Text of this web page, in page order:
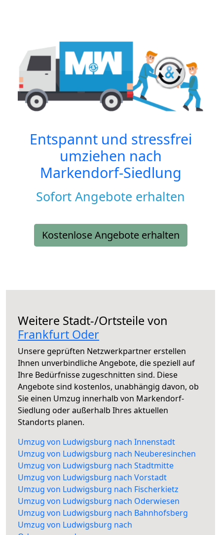
Entspannt und stressfrei
umziehen nach
Markendorf-Siedlung
Sofort Angebote erhalten
Kostenlose Angebote erhalten
Weitere Stadt-/Ortsteile von
Frankfurt Oder
Unsere geprüften Netzwerkpartner erstellen
Ihnen unverbindliche Angebote, die speziell auf
Ihre Bedürfnisse zugeschnitten sind. Diese
Angebote sind kostenlos, unabhängig davon, ob
Sie einen Umzug innerhalb von Markendorf-
Siedlung oder außerhalb Ihres aktuellen
Standorts planen.
Umzug von Ludwigsburg nach Innenstadt
Umzug von Ludwigsburg nach Neuberesinchen
Umzug von Ludwigsburg nach Stadtmitte
Umzug von Ludwigsburg nach Vorstadt
Umzug von Ludwigsburg nach Fischerkietz
Umzug von Ludwigsburg nach Oderwiesen
Umzug von Ludwigsburg nach Bahnhofsberg
Umzug von Ludwigsburg nach